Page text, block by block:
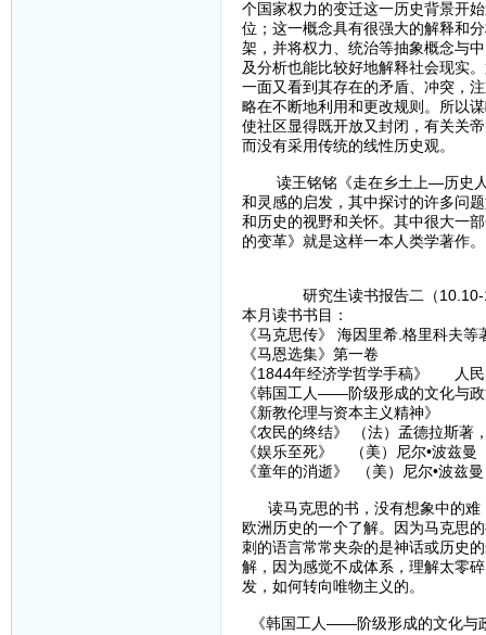
个国家权力的变迁这一历史背景开
位；这一概念具有很强大的解释和
架，并将权力、统治等抽象概念与
及分析也能比较好地解释社会现实
一面又看到其存在的矛盾、冲突，
略在不断地利用和更改规则。所以
使社区显得既开放又封闭，有关关
而没有采用传统的线性历史观。
读王铭铭《走在乡土上—历史人
和灵感的启发，其中探讨的许多问
和历史的视野和关怀。其中很大一
的变革》就是这样一本人类学著作。
研究生读书报告二（10.10-
本月读书书目：
《马克思传》 海因里希.格里科夫
《马恩选集》第一卷
《1844年经济学哲学手稿》 人民
《韩国工人——阶级形成的文化与
《新教伦理与资本主义精神》
《农民的终结》 （法）孟德拉斯
《娱乐至死》 （美）尼尔•波兹
《童年的消逝》 （美）尼尔•波兹
读马克思的书，没有想象中的难
欧洲历史的一个了解。因为马克思
刺的语言常常夹杂的是神话或历史
解，因为感觉不成体系，理解太零
发，如何转向唯物主义的。
《韩国工人——阶级形成的文化与